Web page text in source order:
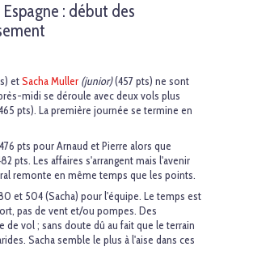
: début des
etSacha Muller (junior)(457 pts) ne sont
midi se déroule avec deux vols plus
pts). La première journée se termine en
pts pour Arnaud et Pierre alors que
pts. Les affaires s'arrangent mais l'avenir
remonte en même temps que les points.
et 504 (Sacha) pour l'équipe. Le temps est
pas de vent et/ou pompes. Des
vol ; sans doute dû au fait que le terrain
Sacha semble le plus à l'aise dans ces